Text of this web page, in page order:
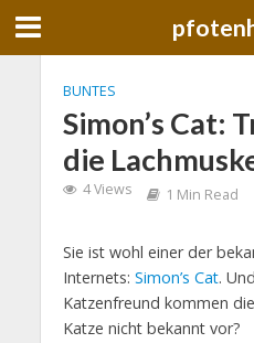
BUNTES
Simon’s Cat:
die
4 Views 1 Min Read
Sie ist wohl einer der
Internets: Simon’s Cat.
Katzenfreund kommen
Katze nicht bekannt vor?